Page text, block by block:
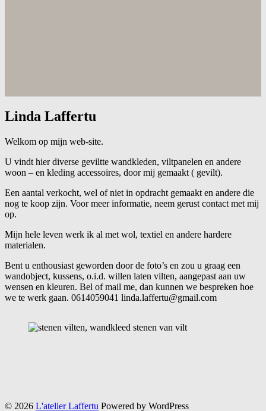
Linda Laffertu
Welkom op mijn web-site.
U vindt hier diverse geviltte wandkleden, viltpanelen en andere
woon – en kleding accessoires, door mij gemaakt ( gevilt).
Een aantal verkocht, wel of niet in opdracht gemaakt en andere die
nog te koop zijn. Voor meer informatie, neem gerust contact met mij
op.
Mijn hele leven werk ik al met wol, textiel en andere hardere
materialen.
Bent u enthousiast geworden door de foto’s en zou u graag een
wandobject, kussens, o.i.d. willen laten vilten, aangepast aan uw
wensen en kleuren. Bel of mail me, dan kunnen we bespreken hoe
we te werk gaan. 0614059041 linda.laffertu@gmail.com
© 2026 L'atelier Laffertu Powered by WordPress